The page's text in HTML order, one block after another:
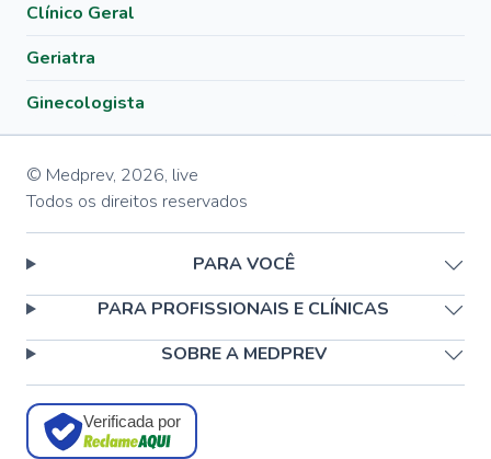
Clínico Geral
Geriatra
Ginecologista
© Medprev, 2026, live
Todos os direitos reservados
PARA VOCÊ
PARA PROFISSIONAIS E CLÍNICAS
SOBRE A MEDPREV
Verificada por